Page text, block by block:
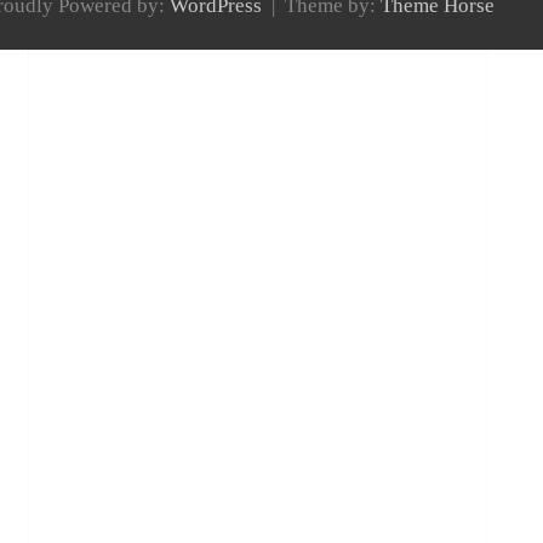
Theme by: Theme Horse
Powered by: WordPress